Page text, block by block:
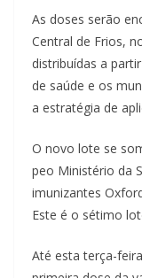
As doses serão
Central de Frios,
distribuídas a
de saúde e os
a estratégia de
O novo lote se
peo Ministério da
imunizantes
Este é o sétimo
Até esta terça-